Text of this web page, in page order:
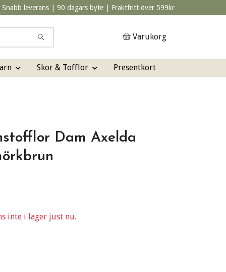
Snabb leverans | 90 dagars byte | Fraktfritt över 599kr
Varukorg
Skor & Tofflor Presentkort
Dam Axelda
inte i lager just nu.